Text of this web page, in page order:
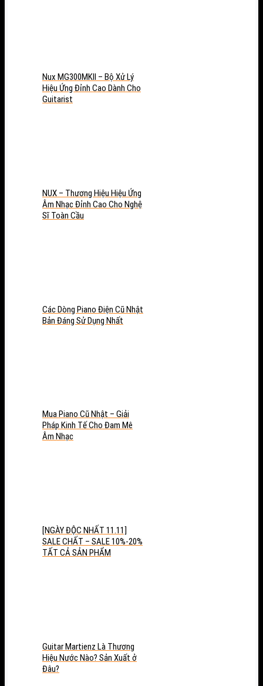
Nux MG300MKII – Bộ Xử Lý
Hiệu Ứng Đỉnh Cao Dành Cho
Guitarist
NUX – Thương Hiệu Hiệu Ứng
Âm Nhạc Đỉnh Cao Cho Nghệ
Sĩ Toàn Cầu
Các Dòng Piano Điện Cũ Nhật
Bản Đáng Sử Dụng Nhất
Mua Piano Cũ Nhật – Giải
Pháp Kinh Tế Cho Đam Mê
Âm Nhạc
[NGÀY ĐỘC NHẤT 11.11]
SALE CHẤT – SALE 10%-20%
TẤT CẢ SẢN PHẨM
Guitar Martienz Là Thương
Hiệu Nước Nào? Sản Xuất ở
Đâu?